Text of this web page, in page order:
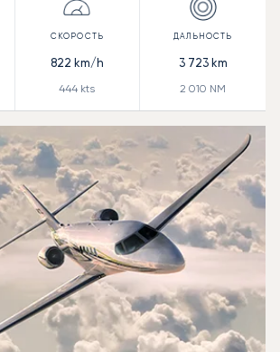
822 km/h
444 kts
3 723km
2 010 NM